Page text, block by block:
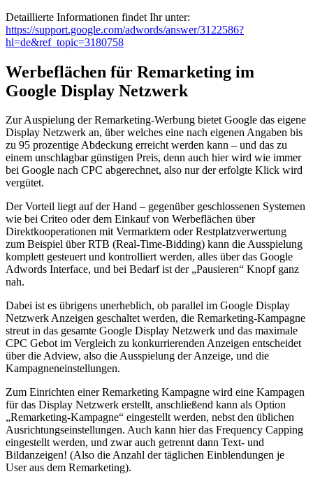
Detaillierte Informationen findet Ihr unter:
https://support.google.com/adwords/answer/3122586?
hl=de&ref_topic=3180758
Werbeflächen für Remarketing im
Google Display Netzwerk
Zur Auspielung der Remarketing-Werbung bietet Google das eigene
Display Netzwerk an, über welches eine nach eigenen Angaben bis
zu 95 prozentige Abdeckung erreicht werden kann – und das zu
einem unschlagbar günstigen Preis, denn auch hier wird wie immer
bei Google nach CPC abgerechnet, also nur der erfolgte Klick wird
vergütet.
Der Vorteil liegt auf der Hand – gegenüber geschlossenen Systemen
wie bei Criteo oder dem Einkauf von Werbeflächen über
Direktkooperationen mit Vermarktern oder Restplatzverwertung
zum Beispiel über RTB (Real-Time-Bidding) kann die Ausspielung
komplett gesteuert und kontrolliert werden, alles über das Google
Adwords Interface, und bei Bedarf ist der „Pausieren“ Knopf ganz
nah.
Dabei ist es übrigens unerheblich, ob parallel im Google Display
Netzwerk Anzeigen geschaltet werden, die Remarketing-Kampagne
streut in das gesamte Google Display Netzwerk und das maximale
CPC Gebot im Vergleich zu konkurrierenden Anzeigen entscheidet
über die Adview, also die Ausspielung der Anzeige, und die
Kampagneneinstellungen.
Zum Einrichten einer Remarketing Kampagne wird eine Kampagen
für das Display Netzwerk erstellt, anschließend kann als Option
„Remarketing-Kampagne“ eingestellt werden, nebst den üblichen
Ausrichtungseinstellungen. Auch kann hier das Frequency Capping
eingestellt werden, und zwar auch getrennt dann Text- und
Bildanzeigen! (Also die Anzahl der täglichen Einblendungen je
User aus dem Remarketing).